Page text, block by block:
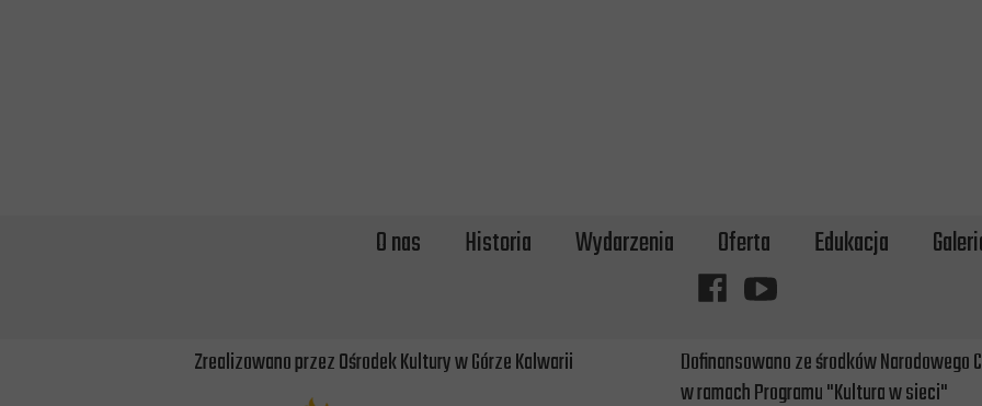
Zrealizowano przez Ośrodek Kultury w Górze Kalwarii
Dofinansowano ze środków Narodowego
w ramach Programu "Kultura w sieci"
O nas Historia Wydarzenia Oferta Edukacja